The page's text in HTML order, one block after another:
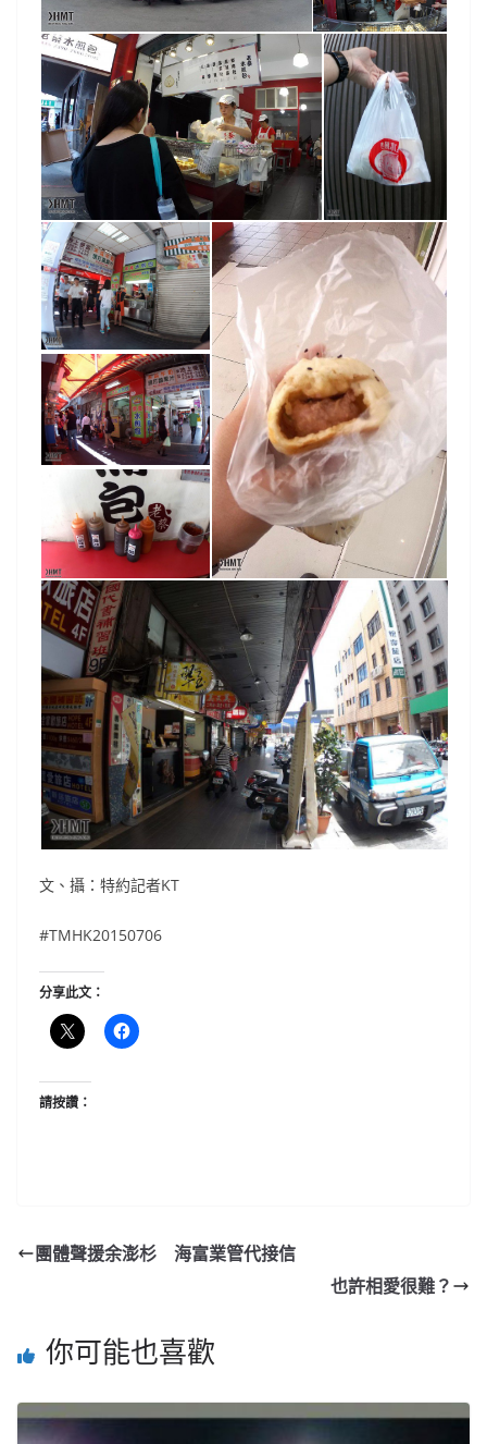
文、攝：特約記者KT
#TMHK20150706
分享此文：
請按讚：
團體聲援余澎杉 海富業管代接信
也許相愛很難？
你可能也喜歡